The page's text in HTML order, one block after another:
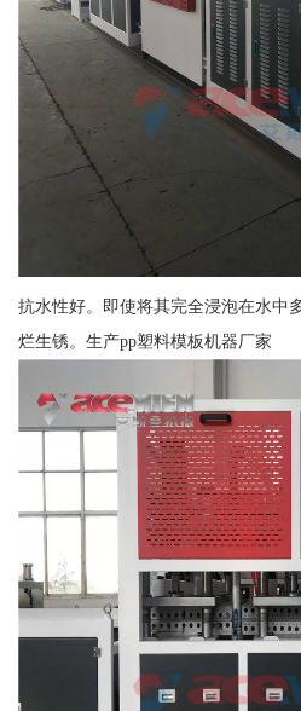
抗水性好。即使将其完全浸泡在水中
烂生锈。生产pp塑料模板机器厂家